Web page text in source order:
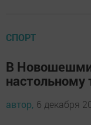
СПОРТ
В
настольному
автор, 6 декабря